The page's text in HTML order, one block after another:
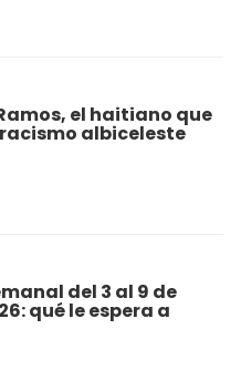
el haitiano que
albiceleste
del 3 al 9 de
qué le espera a